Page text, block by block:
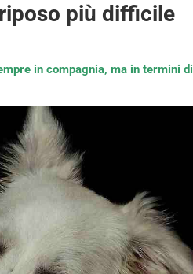
più difficile
in compagnia, ma in termini di